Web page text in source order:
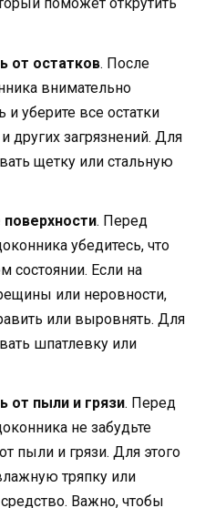
поможет открутить
от остатков. После
внимательно
и уберите все остатки
других загрязнений. Для
щетку или стальную
. Перед
убедитесь, что
состоянии. Если на
или неровности,
или выровнять. Для
шпатлевку или
от пыли и грязи. Перед
не забудьте
пыли и грязи. Для этого
тряпку или
Важно, чтобы